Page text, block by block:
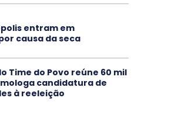
entram em
causa da seca
Time do Povo reúne 60 mil
candidatura de
à reeleição